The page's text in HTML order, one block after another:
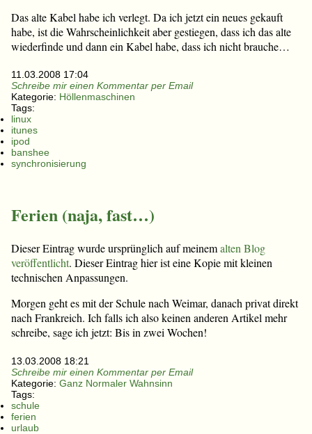
Das alte Kabel habe ich verlegt. Da ich jetzt ein neues gekauft
habe, ist die Wahrscheinlichkeit aber gestiegen, dass ich das alte
wiederfinde und dann ein Kabel habe, dass ich nicht brauche…
11.03.2008 17:04
Schreibe mir einen Kommentar per Email
Kategorie: Höllenmaschinen
Tags:
linux
itunes
ipod
banshee
synchronisierung
Ferien (naja, fast…)
Dieser Eintrag wurde ursprünglich auf meinemalten Blog
veröffentlicht. Dieser Eintrag hier ist eine Kopie mit kleinen
technischen Anpassungen.
Morgen geht es mit der Schule nach Weimar, danach privat direkt
nach Frankreich. Ich falls ich also keinen anderen Artikel mehr
schreibe, sage ich jetzt: Bis in zwei Wochen!
13.03.2008 18:21
Schreibe mir einen Kommentar per Email
Kategorie: Ganz Normaler Wahnsinn
Tags:
schule
ferien
urlaub